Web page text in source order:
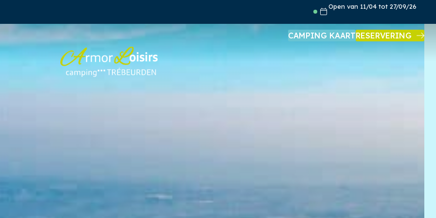
Open van 11/04 tot 27/09/26
CAMPING KAARTRESERVERING